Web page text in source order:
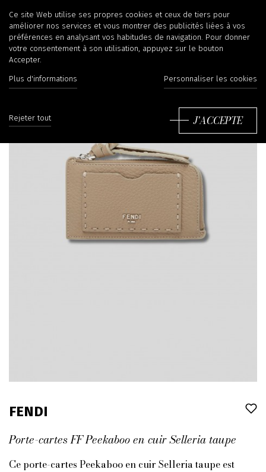
FENDI
Porte-cartes FF Peekaboo en cuir Selleria taupe
Ce porte-cartes Peekaboo en cuir Selleria taupe est
Ce site Web utilise ses propres cookies et ceux de tiers pour
améliorer nos services et vous montrer des publicités liées à vos
préférences en analysant vos habitudes de navigation. Pour donner
votre consentement à son utilisation, appuyez sur le bouton
Accepter.
Plus d'informations Personnaliser les cookies
Rejeter tout J'ACCEPTE